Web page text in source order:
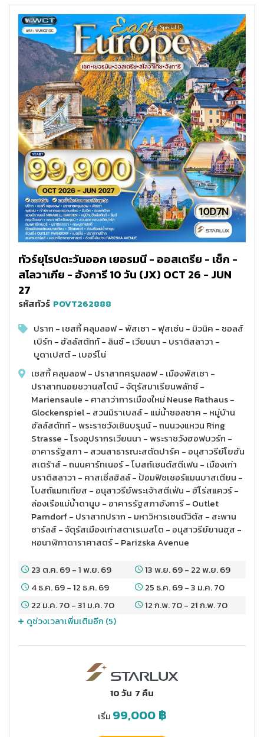
ทัวร์ยุโรปตะวันออก เยอรมนี - ออสเตรีย - เช็ก -
สโลวาเกีย - ฮังการี 10 วัน (JX) OCT 26 - JUN
27
รหัสทัวร์ POVT262888
ปราก - เชสกี้ คลุมลอฟ - พัสเซา - ฟุสเซ่น - มิวนิค - ซอลส์
เบิร์ก - ฮัลล์สตัทท์ - ลินซ์ - เวียนนา - บราติสลาวา -
บูดาเปสต์ - เบอร์โน่
เชสกี้ คลุมลอฟ - ปราสาทครุมลอฟ - เมืองพัสเซา -
ปราสาทนอยชวานสไตน์ - จัตุรัสมาเรียนพลัทซ์ -
Mariensaule - ศาลาว่าการเมืองใหม่ Neuse Rathaus -
Glockenspiel - สวนมิราเบลล์ - แม่น้ำซอลซาค - หมู่บ้าน
ฮัลล์สตัทท์ - พระราชวังเชินบรุนน์ - ถนนวงแหวน Ring
Strasse - โรงอุปรากรเวียนนา - พระราชวังฮอฟบวร์ก -
อาคารรัฐสภา - สวนสาธารณะสตัดปาร์ค - อนุสาวรีย์โยฮัน
สเตร้าส์ - ถนนคาร์ทเนอร์ - โบสถ์เซนต์สตีเฟน - เมืองเก่า
บราติสลาวา - คาสเซิ่ลฮิลล์ - ป้อมฟิชเชอร์แมนบาสเตียน -
โบสถ์แมทเทียส - อนุสาวรีย์พระเจ้าสตีเฟ่น - ฮีโร่สแควร์ -
ล่องเรือแม่น้ำดานูบ - อาคารรัฐสภาฮังการี - Outlet
Parndorf - ปราสาทปราก - มหาวิหารเซนต์วิตัส - สะพาน
ชาร์ลส์ - จัตุรัสเมืองเก่าสตาเรเมสโต - อนุสาวรีย์ยานฮุส -
หอนาฬิกาดาราศาสตร์ - Parizska Avenue
23 ต.ค. 69-1 พ.ย. 69 13 พ.ย. 69- 22 พ.ย. 69
4 ธ.ค. 69-12 ธ.ค. 69 25 ธ.ค. 69-3 ม.ค. 70
22 ม.ค. 70-31 ม.ค. 70 12 ก.พ. 70- 21 ก.พ. 70
ดูช่วงเวลาเพิ่มเติมอีก (5)
10 วัน 7 คืน
เริ่ม 99,000฿